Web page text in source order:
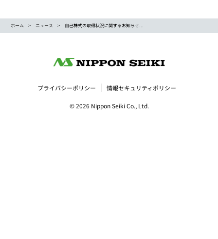
ホーム ニュース 自己株式の取得状況に関するお知らせ...
プライバシーポリシー 情報セキュリティポリシー
© 2026 Nippon Seiki Co., Ltd.